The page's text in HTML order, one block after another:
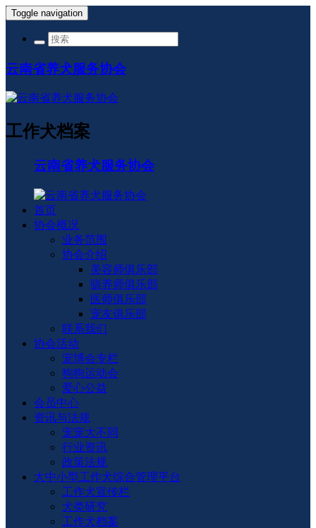
Toggle navigation
云南省养犬服务协会
工作犬档案
云南省养犬服务协会
首页
协会概况
业务范围
协会介绍
美容师俱乐部
驯养师俱乐部
医师俱乐部
宠友俱乐部
联系我们
协会活动
宠博会专栏
狗狗运动会
爱心公益
会员中心
资讯与法规
宠宠大不同
行业资讯
政策法规
大中小型工作犬综合管理平台
工作犬宣传栏
犬类研究
工作犬档案